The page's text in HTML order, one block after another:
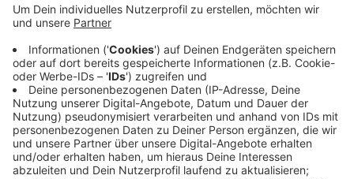
Leugnern und auch offensichtlich Impfgegnern
buhte den CDU-Politiker derart laut aus, dass Rede
und Diskussion kaum möglich waren. Spahn hat als
Bundes-Gesundheitsminister einen der wichtigsten
Posten in der Corona-Krise. Der Politiker war hier
in der Stadt eigentlich zu Gast, um für die CDU und
deren Oberbürgermeister-Kandidaten Uwe
Schneidewind zu werben.
Veröffentlicht:Dienstag, 25.08.2020 06:08